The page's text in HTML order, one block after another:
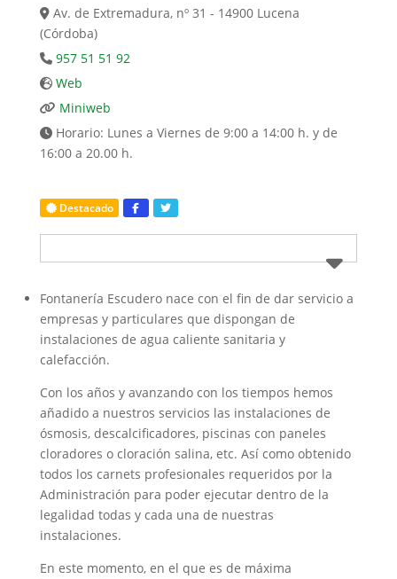
Av. de Extremadura, nº 31 - 14900 Lucena
(Córdoba)
957 51 51 92
Web
Miniweb
Horario: Lunes a Viernes de 9:00 a 14:00 h. y de
16:00 a 20.00 h.
Destacado
Fontanería Escudero nace con el fin de dar servicio a
empresas y particulares que dispongan de
instalaciones de agua caliente sanitaria y
calefacción.
Con los años y avanzando con los tiempos hemos
añadido a nuestros servicios las instalaciones de
ósmosis, descalcificadores, piscinas con paneles
cloradores o cloración salina, etc. Así como obtenido
todos los carnets profesionales requeridos por la
Administración para poder ejecutar dentro de la
legalidad todas y cada una de nuestras
instalaciones.
En este momento, en el que es de máxima